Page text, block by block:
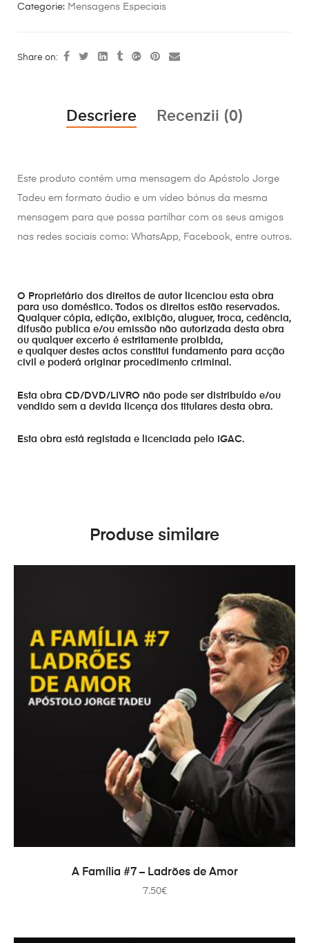
Categorie: Mensagens Especiais
Share on:
Descriere Recenzii (0)
Este produto contém uma mensagem do Apóstolo Jorge
Tadeu em formato áudio e um vídeo bónus da mesma
mensagem para que possa partilhar com os seus amigos
nas redes sociais como: WhatsApp, Facebook, entre outros.
O Proprietário dos direitos de autor licenciou esta obra
para uso doméstico. Todos os direitos estão reservados.
Qualquer cópia, edição, exibição, aluguer, troca, cedência,
difusão publica e/ou emissão não autorizada desta obra
ou qualquer excerto é estritamente proibida,
e qualquer destes actos constitui fundamento para acção
civil e poderá originar procedimento criminal.
Esta obra CD/DVD/LIVRO não pode ser distribuído e/ou
vendido sem a devida licença dos titulares desta obra.
Esta obra está registada e licenciada pelo IGAC.
Produse similare
ADAUGĂ ÎN COȘ
A Família #7 – Ladrões de Amor
7.50€